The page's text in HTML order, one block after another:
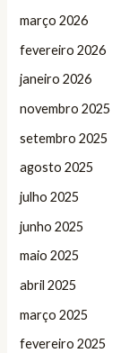
março 2026
fevereiro 2026
janeiro 2026
novembro 2025
setembro 2025
agosto 2025
julho 2025
junho 2025
maio 2025
abril 2025
março 2025
fevereiro 2025